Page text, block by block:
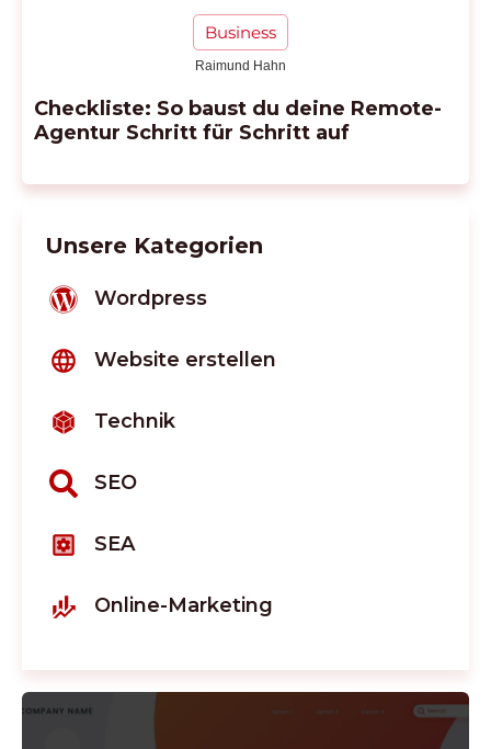
Business
Raimund Hahn
Checkliste: So baust du deine Remote-
Agentur Schritt für Schritt auf
Unsere Kategorien
Wordpress
Website erstellen
Technik
SEO
SEA
Online-Marketing